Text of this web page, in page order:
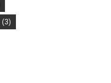
(3)